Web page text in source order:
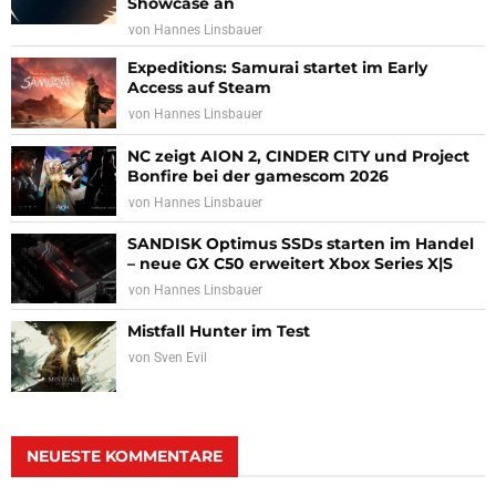
von Hannes Linsbauer
Expeditions: Samurai startet im Early
Access auf Steam
von Hannes Linsbauer
NC zeigt AION 2, CINDER CITY und Project
Bonfire bei der gamescom 2026
von Hannes Linsbauer
SANDISK Optimus SSDs starten im Handel
– neue GX C50 erweitert Xbox Series X|S
von Hannes Linsbauer
Mistfall Hunter im Test
von Sven Evil
NEUESTE KOMMENTARE